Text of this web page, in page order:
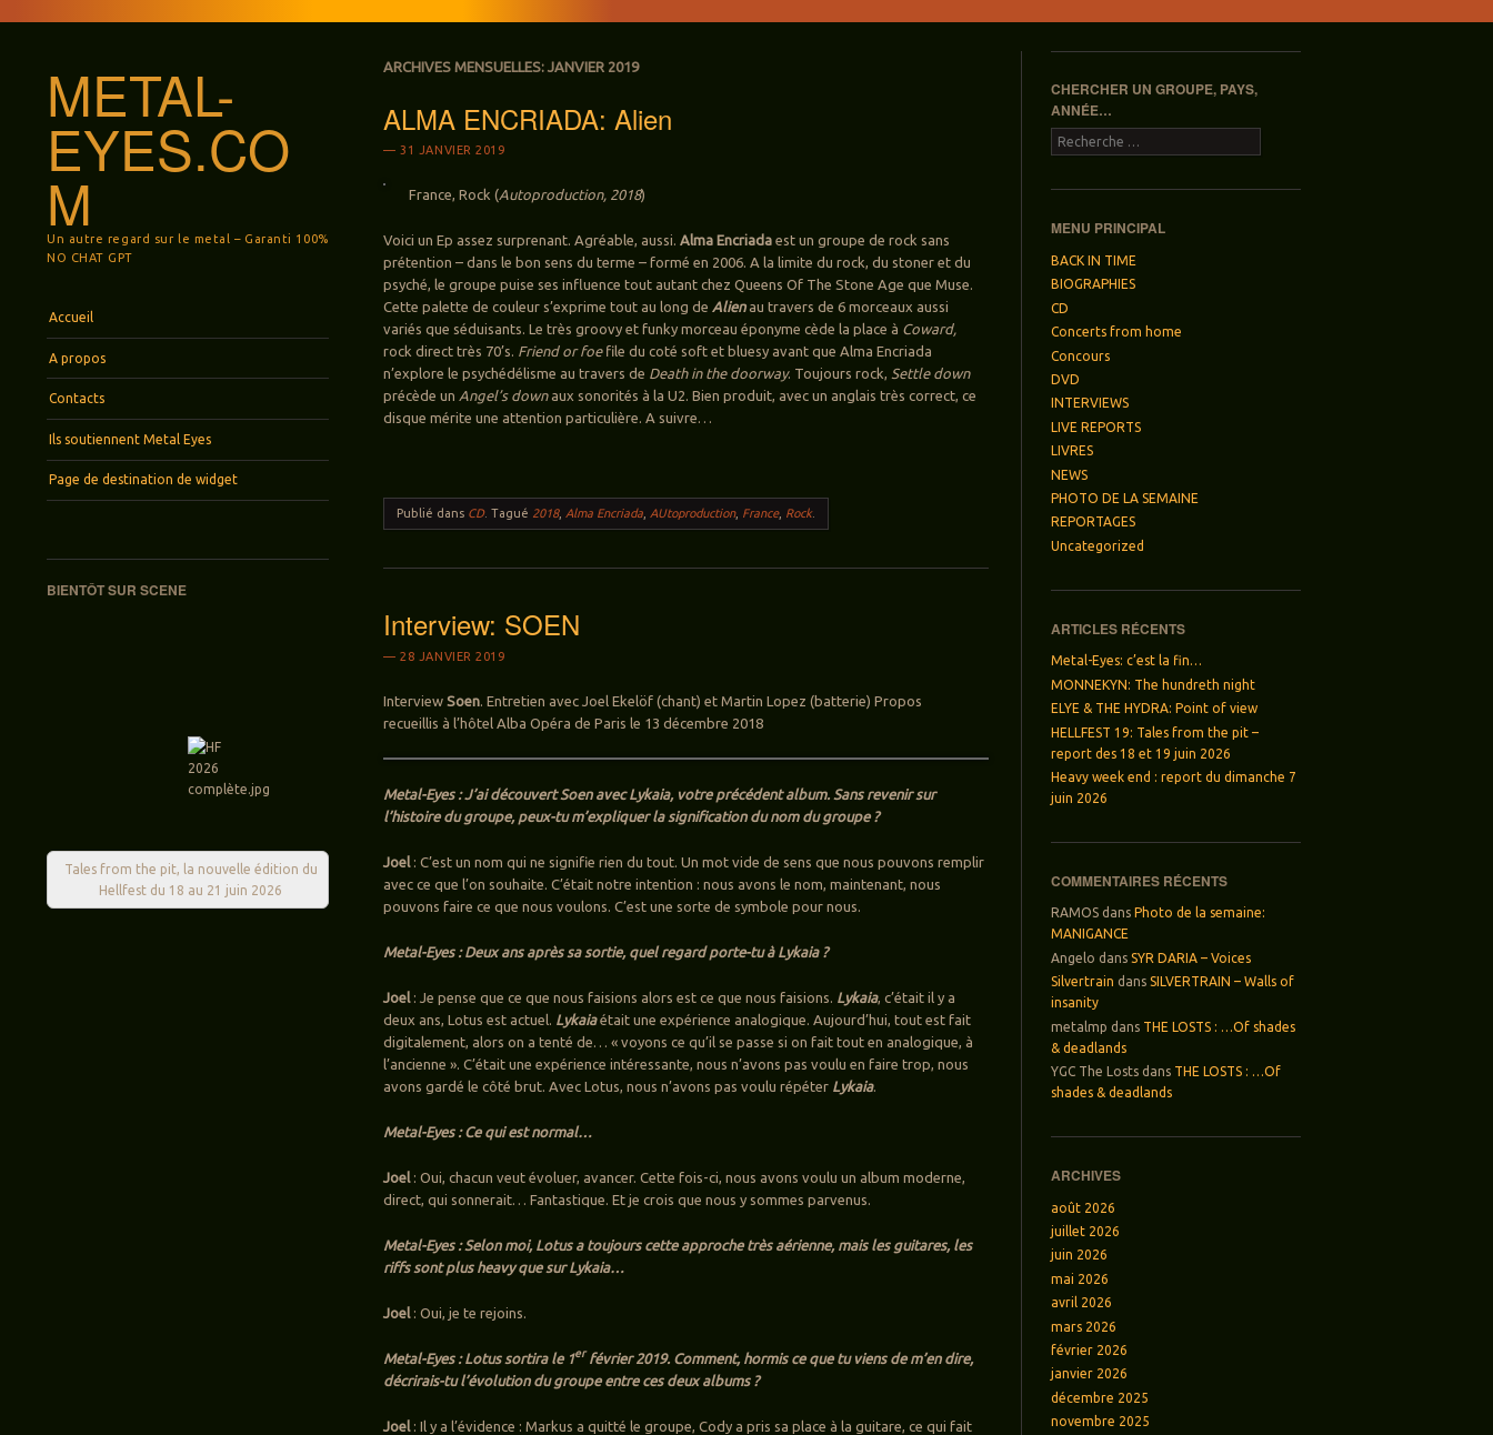
METAL-
EYES.CO
M
Un autre regard sur le metal – Garanti 100%
NO CHAT GPT
Aller au contenu principal
Accueil
A propos
Contacts
Ils soutiennent Metal Eyes
Page de destination de widget
BIENTÔT SUR SCENE
Tales from the pit, la nouvelle édition du
Hellfest du 18 au 21 juin 2026
ARCHIVES MENSUELLES:JANVIER 2019
ALMA ENCRIADA: Alien
31 JANVIER 2019
France, Rock (Autoproduction, 2018)
Voici un Ep assez surprenant. Agréable, aussi.Alma Encriada est un groupe de rock sans
prétention – dans le bon sens du terme – formé en 2006. A la limite du rock, du stoner et du
psyché, le groupe puise ses influence tout autant chez Queens Of The Stone Age que Muse.
Cette palette de couleur s’exprime tout au long deAlienau travers de 6 morceaux aussi
variés que séduisants. Le très groovy et funky morceau éponyme cède la place à Coward,
rock direct très 70’s. Friend or foefile du coté soft et bluesy avant que Alma Encriada
n’explore le psychédélisme au travers de Death in the doorway. Toujours rock, Settle down
précède un Angel’s downaux sonorités à la U2. Bien produit, avec un anglais très correct, ce
disque mérite une attention particulière. A suivre…
Publié dans CD.Tagué 2018, Alma Encriada AUtoproduction, France, Rock.
Interview: SOEN
28 JANVIER 2019
Interview Soen . Entretien avec Joel Ekelöf (chant) et Martin Lopez (batterie) Propos
recueillis à l’hôtel Alba Opéra de Paris le 13 décembre 2018
Metal-Eyes : J’ai découvert Soen avec Lykaia, votre précédent album. Sans revenir sur
l’histoire du groupe, peux-tu m’expliquer la signification du nom du groupe ?
Joel : C’est un nom qui ne signifie rien du tout. Un mot vide de sens que nous pouvons remplir
avec ce que l’on souhaite. C’était notre intention : nous avons le nom, maintenant, nous
pouvons faire ce que nous voulons. C’est une sorte de symbole pour nous.
Metal-Eyes : Deux ans après sa sortie, quel regard porte-tu à Lykaia ?
Joel : Je pense que ce que nous faisions alors est ce que nous faisions. Lykaia, c’était il y a
deux ans, Lotus est actuel. Lykaiaétait une expérience analogique. Aujourd’hui, tout est fait
digitalement, alors on a tenté de… « voyons ce qu’il se passe si on fait tout en analogique, à
l’ancienne ». C’était une expérience intéressante, nous n’avons pas voulu en faire trop, nous
avons gardé le côté brut. Avec Lotus, nous n’avons pas voulu répéter Lykaia.
Metal-Eyes : Ce qui est normal…
Joel : Oui, chacun veut évoluer, avancer. Cette fois-ci, nous avons voulu un album moderne,
direct, qui sonnerait… Fantastique. Et je crois que nous y sommes parvenus.
Metal-Eyes : Selon moi, Lotus a toujours cette approche très aérienne, mais les guitares, les
riffs sont plus heavy que sur Lykaia…
Joel : Oui, je te rejoins.
Metal-Eyes : Lotus sortira le 1erfévrier 2019. Comment, hormis ce que tu viens de m’en dire,
décrirais-tu l’évolution du groupe entre ces deux albums ?
Joel : Il y a l’évidence : Markus a quitté le groupe, Cody a pris sa place à la guitare, ce qui fait
CHERCHER UN GROUPE, PAYS,
ANNÉE…
Recherche
MENU PRINCIPAL
BACK IN TIME
BIOGRAPHIES
CD
Concerts from home
Concours
DVD
INTERVIEWS
LIVE REPORTS
LIVRES
NEWS
PHOTO DE LA SEMAINE
REPORTAGES
Uncategorized
ARTICLES RÉCENTS
Metal-Eyes: c’est la fin…
MONNEKYN: The hundreth night
ELYE & THE HYDRA: Point of view
HELLFEST 19: Tales from the pit –
report des 18 et 19 juin 2026
Heavy week end : report du dimanche 7
juin 2026
COMMENTAIRES RÉCENTS
RAMOS dans Photo de la semaine:
MANIGANCE
Angelo dansSYR DARIA – Voices
Silvertrain dansSILVERTRAIN – Walls of
insanity
metalmp dans THE LOSTS : …Of shades
& deadlands
YGC The Losts dans THE LOSTS : …Of
shades & deadlands
ARCHIVES
août 2026
juillet 2026
juin 2026
mai 2026
avril 2026
mars 2026
février 2026
janvier 2026
décembre 2025
novembre 2025